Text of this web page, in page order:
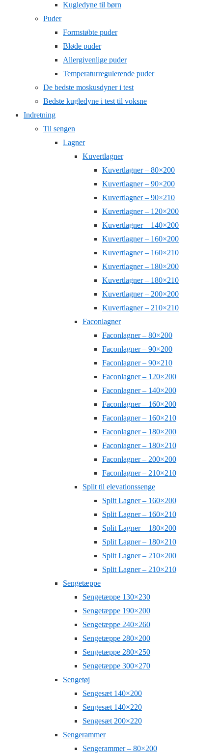
Kugledyne til børn
Puder
Formstøbte puder
Bløde puder
Allergivenlige puder
Temperaturregulerende puder
De bedste moskusdyner i test
Bedste kugledyne i test til voksne
Indretning
Til sengen
Lagner
Kuvertlagner
Kuvertlagner – 80×200
Kuvertlagner – 90×200
Kuvertlagner – 90×210
Kuvertlagner – 120×200
Kuvertlagner – 140×200
Kuvertlagner – 160×200
Kuvertlagner – 160×210
Kuvertlagner – 180×200
Kuvertlagner – 180×210
Kuvertlagner – 200×200
Kuvertlagner – 210×210
Faconlagner
Faconlagner – 80×200
Faconlagner – 90×200
Faconlagner – 90×210
Faconlagner – 120×200
Faconlagner – 140×200
Faconlagner – 160×200
Faconlagner – 160×210
Faconlagner – 180×200
Faconlagner – 180×210
Faconlagner – 200×200
Faconlagner – 210×210
Split til elevationssenge
Split Lagner – 160×200
Split Lagner – 160×210
Split Lagner – 180×200
Split Lagner – 180×210
Split Lagner – 210×200
Split Lagner – 210×210
Sengetæppe
Sengetæppe 130×230
Sengetæppe 190×200
Sengetæppe 240×260
Sengetæppe 280×200
Sengetæppe 280×250
Sengetæppe 300×270
Sengetøj
Sengesæt 140×200
Sengesæt 140×220
Sengesæt 200×220
Sengerammer
Sengerammer – 80×200